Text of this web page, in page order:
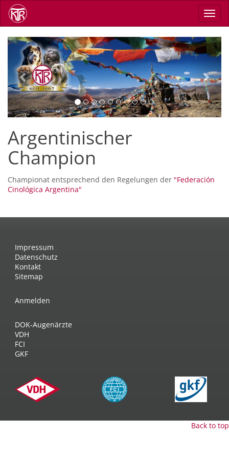
Skip
main
Previous Next
Argentinischer
Champion
Championat entsprechend den Regelungen der "Federación
Cinológica Argentina"
Impressum
Datenschutz
Kontakt
Sitemap
Anmelden
DOK-Augenärzte
VDH
FCI
GKF
Back to top